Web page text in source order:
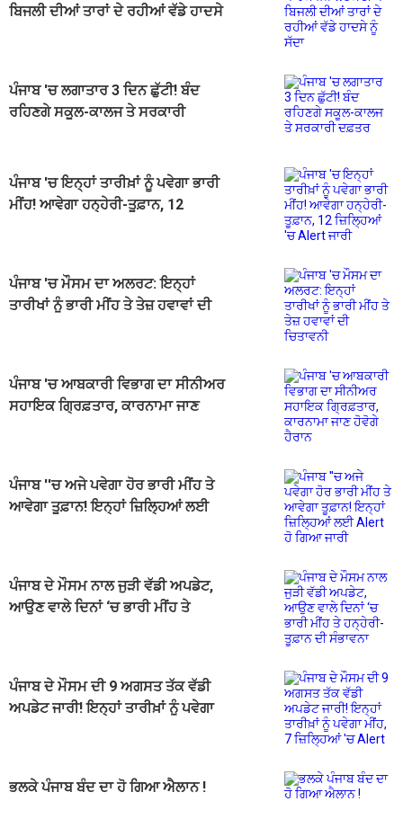
ਬਿਜਲੀ ਦੀਆਂ ਤਾਰਾਂ ਦੇ ਰਹੀਆਂ ਵੱਡੇ ਹਾਦਸੇ
ਪੰਜਾਬ 'ਚ ਲਗਾਤਾਰ 3 ਦਿਨ ਛੁੱਟੀ! ਬੰਦ
ਰਹਿਣਗੇ ਸਕੂਲ-ਕਾਲਜ ਤੇ ਸਰਕਾਰੀ
ਪੰਜਾਬ 'ਚ ਇਨ੍ਹਾਂ ਤਾਰੀਖ਼ਾਂ ਨੂੰ ਪਵੇਗਾ ਭਾਰੀ
ਮੀਂਹ! ਆਵੇਗਾ ਹਨ੍ਹੇਰੀ-ਤੂਫ਼ਾਨ, 12
ਪੰਜਾਬ 'ਚ ਮੌਸਮ ਦਾ ਅਲਰਟ: ਇਨ੍ਹਾਂ
ਤਾਰੀਖਾਂ ਨੂੰ ਭਾਰੀ ਮੀਂਹ ਤੇ ਤੇਜ਼ ਹਵਾਵਾਂ ਦੀ
ਪੰਜਾਬ 'ਚ ਆਬਕਾਰੀ ਵਿਭਾਗ ਦਾ ਸੀਨੀਅਰ
ਸਹਾਇਕ ਗ੍ਰਿਫ਼ਤਾਰ, ਕਾਰਨਾਮਾ ਜਾਣ
ਪੰਜਾਬ ''ਚ ਅਜੇ ਪਵੇਗਾ ਹੋਰ ਭਾਰੀ ਮੀਂਹ ਤੇ
ਆਵੇਗਾ ਤੂਫ਼ਾਨ! ਇਨ੍ਹਾਂ ਜ਼ਿਲ੍ਹਿਆਂ ਲਈ
ਪੰਜਾਬ ਦੇ ਮੌਸਮ ਨਾਲ ਜੁੜੀ ਵੱਡੀ ਅਪਡੇਟ,
ਆਉਣ ਵਾਲੇ ਦਿਨਾਂ ‘ਚ ਭਾਰੀ ਮੀਂਹ ਤੇ
ਪੰਜਾਬ ਦੇ ਮੌਸਮ ਦੀ 9 ਅਗਸਤ ਤੱਕ ਵੱਡੀ
ਅਪਡੇਟ ਜਾਰੀ! ਇਨ੍ਹਾਂ ਤਾਰੀਖ਼ਾਂ ਨੂੰ ਪਵੇਗਾ
ਭਲਕੇ ਪੰਜਾਬ ਬੰਦ ਦਾ ਹੋ ਗਿਆ ਐਲਾਨ !